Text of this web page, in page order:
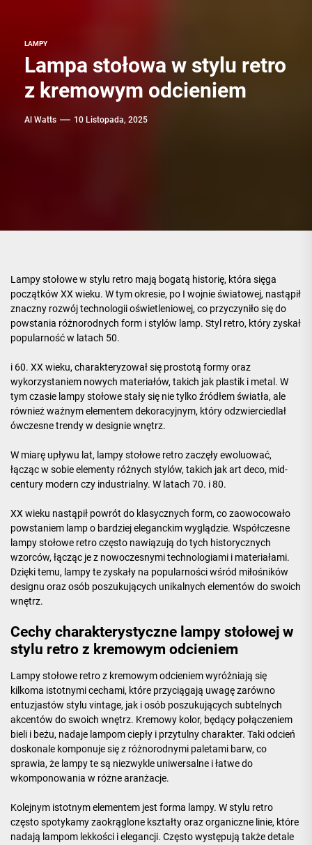
LAMPY
Lampa stołowa w stylu retro
z kremowym odcieniem
Al Watts 10 Listopada, 2025
Lampy stołowe w stylu retro mają bogatą historię, która sięga
początków XX wieku. W tym okresie, po I wojnie światowej, nastąpił
znaczny rozwój technologii oświetleniowej, co przyczyniło się do
powstania różnorodnych form i stylów lamp. Styl retro, który zyskał
popularność w latach 50.
i 60. XX wieku, charakteryzował się prostotą formy oraz
wykorzystaniem nowych materiałów, takich jak plastik i metal. W
tym czasie lampy stołowe stały się nie tylko źródłem światła, ale
również ważnym elementem dekoracyjnym, który odzwierciedlał
ówczesne trendy w designie wnętrz.
W miarę upływu lat, lampy stołowe retro zaczęły ewoluować,
łącząc w sobie elementy różnych stylów, takich jak art deco, mid-
century modern czy industrialny. W latach 70. i 80.
XX wieku nastąpił powrót do klasycznych form, co zaowocowało
powstaniem lamp o bardziej eleganckim wyglądzie. Współczesne
lampy stołowe retro często nawiązują do tych historycznych
wzorców, łącząc je z nowoczesnymi technologiami i materiałami.
Dzięki temu, lampy te zyskały na popularności wśród miłośników
designu oraz osób poszukujących unikalnych elementów do swoich
wnętrz.
Cechy charakterystyczne lampy stołowej w
stylu retro z kremowym odcieniem
Lampy stołowe retro z kremowym odcieniem wyróżniają się
kilkoma istotnymi cechami, które przyciągają uwagę zarówno
entuzjastów stylu vintage, jak i osób poszukujących subtelnych
akcentów do swoich wnętrz. Kremowy kolor, będący połączeniem
bieli i beżu, nadaje lampom ciepły i przytulny charakter. Taki odcień
doskonale komponuje się z różnorodnymi paletami barw, co
sprawia, że lampy te są niezwykle uniwersalne i łatwe do
wkomponowania w różne aranżacje.
Kolejnym istotnym elementem jest forma lampy. W stylu retro
często spotykamy zaokrąglone kształty oraz organiczne linie, które
nadają lampom lekkości i elegancji. Często występują także detale